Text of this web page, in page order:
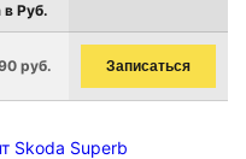
Руб.
руб. Записаться
Skoda Superb